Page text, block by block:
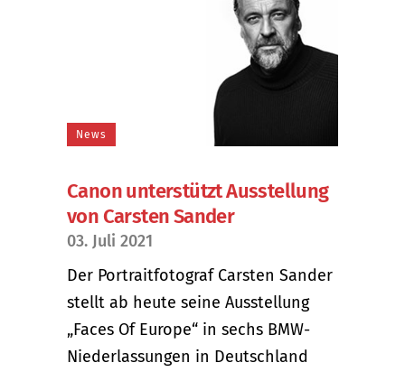
News
Canon unterstützt Ausstellung
von Carsten Sander
03. Juli 2021
Der Portraitfotograf Carsten Sander
stellt ab heute seine Ausstellung
„Faces Of Europe“ in sechs BMW-
Niederlassungen in Deutschland